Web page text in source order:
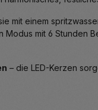
sie mit einem
mit 6
– die LED-Kerzen